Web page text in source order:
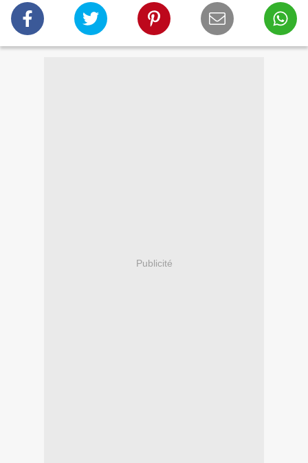
Publicité